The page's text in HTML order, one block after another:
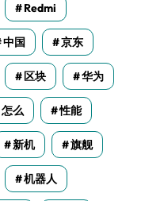
Redmi
中国 京东
区块 华为
怎么 性能
新机 旗舰
机器人